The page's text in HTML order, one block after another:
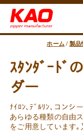
ホーム / 製品
ｽﾀﾝﾀﾞｰﾄﾞ
ダー
ﾅｲﾛﾝ､ﾃﾞﾙﾘﾝ､コンシ
あらゆる種類の自由
をご用意しています